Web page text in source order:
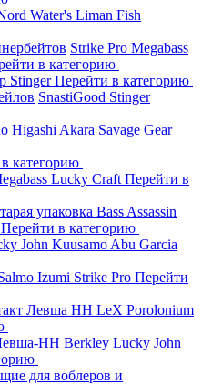
Water's Liman Fish
Strike Pro Megabass
в категорию
StingerПерейти в категорию
SnastiGood Stinger
Higashi Akara Savage Gear
категорию
Lucky Craft Перейти в
упаковка Bass Assassin
Перейти в категорию
John Kuusamo Abu Garcia
Izumi Strike Pro Перейти
Левша НН LeX Porolonium
НН Berkley Lucky John
для воблеров и